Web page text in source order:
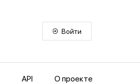
Войти
API О проекте